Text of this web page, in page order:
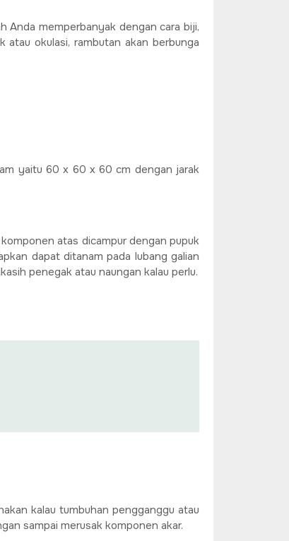
Anda memperbanyak dengan cara biji,
okulasi, rambutan akan berbunga
yaitu 60 x 60 x 60 cm dengan jarak
atas dicampur dengan pupuk
dapat ditanam pada lubang galian
penegak atau naungan kalau perlu.
kalau tumbuhan pengganggu atau
sampai merusak komponen akar.